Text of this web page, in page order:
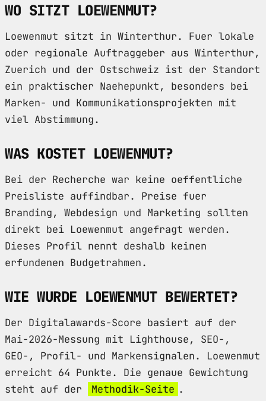
WO SITZT LOEWENMUT?
Loewenmut sitzt in Winterthur. Fuer lokale
oder regionale Auftraggeber aus Winterthur,
Zuerich und der Ostschweiz ist der Standort
ein praktischer Naehepunkt, besonders bei
Marken- und Kommunikationsprojekten mit
viel Abstimmung.
WAS KOSTET LOEWENMUT?
Bei der Recherche war keine oeffentliche
Preisliste auffindbar. Preise fuer
Branding, Webdesign und Marketing sollten
direkt bei Loewenmut angefragt werden.
Dieses Profil nennt deshalb keinen
erfundenen Budgetrahmen.
WIE WURDE LOEWENMUT BEWERTET?
Der Digitalawards-Score basiert auf der
Mai-2026-Messung mit Lighthouse, SEO-,
GEO-, Profil- und Markensignalen. Loewenmut
erreicht 64 Punkte. Die genaue Gewichtung
steht auf der
Methodik-Seite .